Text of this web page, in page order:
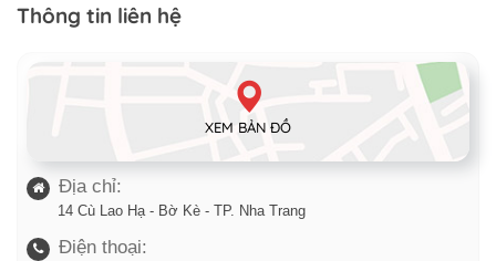
Thông tin liên hệ
XEM BẢN ĐỒ
Địa chỉ:
14 Cù Lao Hạ - Bờ Kè - TP. Nha Trang
Điện thoại: